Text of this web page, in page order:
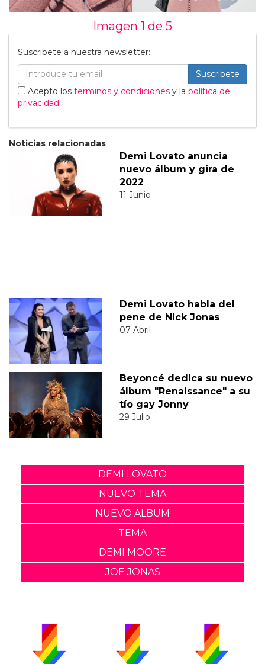
Imagen 1 de 5
Suscribete a nuestra newsletter:
Suscribete
Acepto los terminos y condiciones y la política de
privacidad.
Noticias relacionadas
Demi Lovato anuncia
nuevo álbum y gira de
2022
11 Junio
Demi Lovato habla del
pene de Nick Jonas
07 Abril
Beyoncé dedica su nuevo
álbum "Renaissance" a su
tío gay Jonny
29 Julio
DEMI LOVATO
NUEVO TEMA
NUEVO ALBUM
TEMA
DEMI MOORE
JOE JONAS